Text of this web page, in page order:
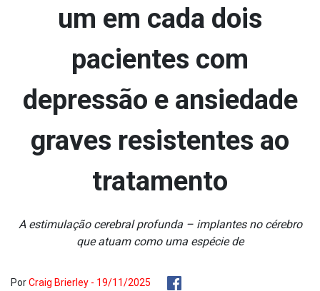
um em cada dois
pacientes com
depressão e ansiedade
graves resistentes ao
tratamento
A estimulação cerebral profunda – implantes no cérebro
que atuam como uma espécie de
PorCraig Brierley - 19/11/2025